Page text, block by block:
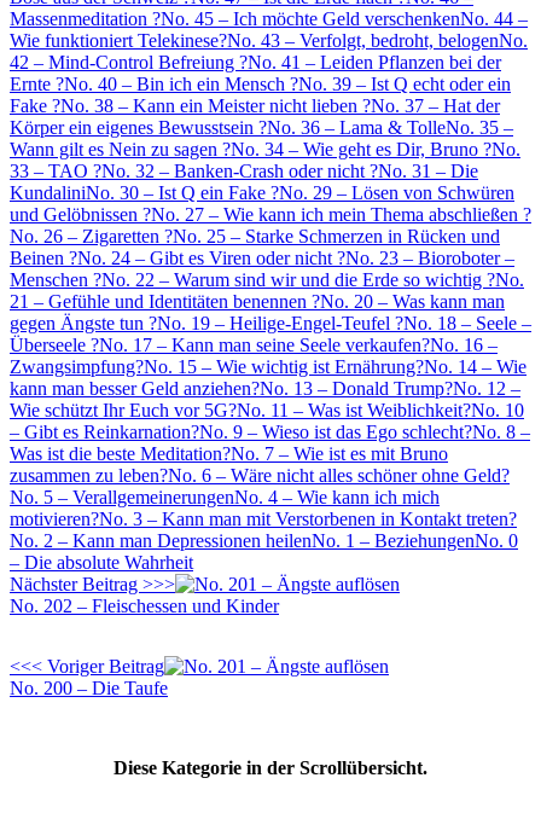
Massenmeditation ?No. 45 – Ich möchte Geld verschenkenNo. 44 –
Wie funktioniert Telekinese?No. 43 – Verfolgt, bedroht, belogenNo.
42 – Mind-Control Befreiung ?No. 41 – Leiden Pflanzen bei der
Ernte ?No. 40 – Bin ich ein Mensch ?No. 39 – Ist Q echt oder ein
Fake ?No. 38 – Kann ein Meister nicht lieben ?No. 37 – Hat der
Körper ein eigenes Bewusstsein ?No. 36 – Lama & TolleNo. 35 –
Wann gilt es Nein zu sagen ?No. 34 – Wie geht es Dir, Bruno ?No.
33 – TAO ?No. 32 – Banken-Crash oder nicht ?No. 31 – Die
KundaliniNo. 30 – Ist Q ein Fake ?No. 29 – Lösen von Schwüren
und Gelöbnissen ?No. 27 – Wie kann ich mein Thema abschließen ?
No. 26 – Zigaretten ?No. 25 – Starke Schmerzen in Rücken und
Beinen ?No. 24 – Gibt es Viren oder nicht ?No. 23 – Bioroboter –
Menschen ?No. 22 – Warum sind wir und die Erde so wichtig ?No.
21 – Gefühle und Identitäten benennen ?No. 20 – Was kann man
gegen Ängste tun ?No. 19 – Heilige-Engel-Teufel ?No. 18 – Seele –
Überseele ?No. 17 – Kann man seine Seele verkaufen?No. 16 –
Zwangsimpfung?No. 15 – Wie wichtig ist Ernährung?No. 14 – Wie
kann man besser Geld anziehen?No. 13 – Donald Trump?No. 12 –
Wie schützt Ihr Euch vor 5G?No. 11 – Was ist Weiblichkeit?No. 10
– Gibt es Reinkarnation?No. 9 – Wieso ist das Ego schlecht?No. 8 –
Was ist die beste Meditation?No. 7 – Wie ist es mit Bruno
zusammen zu leben?No. 6 – Wäre nicht alles schöner ohne Geld?
No. 5 – VerallgemeinerungenNo. 4 – Wie kann ich mich
motivieren?No. 3 – Kann man mit Verstorbenen in Kontakt treten?
No. 2 – Kann man Depressionen heilenNo. 1 – BeziehungenNo. 0
– Die absolute Wahrheit
Nächster Beitrag >>>
No. 202 – Fleischessen und Kinder
<<< Voriger Beitrag
No. 200 – Die Taufe
Diese Kategorie in der Scrollübersicht.